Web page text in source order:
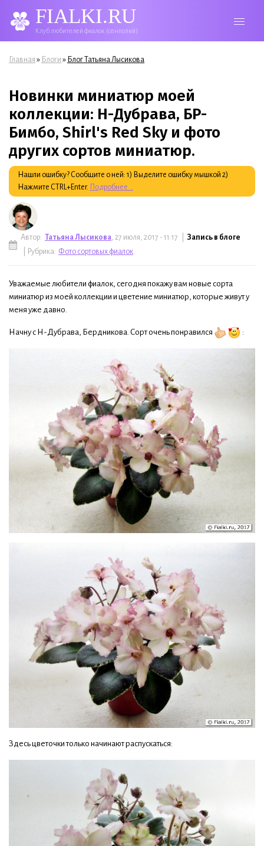
FIALKI.RU
Клуб любителей фиалок (сенполий)
Вы здесь
Главная » Блоги » Блог Татьяна Лысикова
Новинки миниатюр моей
коллекции: Н-Дубрава, БР-
Бимбо, Shirl's Red Sky и фото
других сортов миниатюр.
Нашли ошибку? Сообщите о ней: 1) Выделите ошибку мышкой 2)
Нажмите CTRL+Enter. Подробнее...
Автор: Татьяна Лысикова, 27 июля, 2017 - 11:17 | Запись в блоге
| Рубрика: Фото сортовых фиалок
Уважаемые любители фиалок, сегодня покажу вам новые сорта
миниатюр из моей коллекции и цветение миниатюр, которые живут у
меня уже давно.
Начну с Н-Дубрава, Бердникова. Сорт очень понравился :
Здесь цветочки только начинают распускаться: